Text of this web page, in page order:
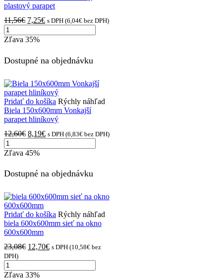
600x600mm
plastový parapet
11,56€ Pôvodná
bola:
7,25€Aktuálna
je:
s DPH (6,04€ bez DPH)
množstvo
Biela
vnútorný
plastový
Zľava 35%
Dostupné na objednávku
Pridať do košíka Rýchly náhľad
Biela 150x600mm Vonkajší
parapet hliníkový
12,60€ Pôvodná
bola:
8,19€Aktuálna
je:
s DPH (6,83€ bez DPH)
množstvo
Biela
Vonkajší
parapet
Zľava 45%
Dostupné na objednávku
Pridať do košíka Rýchly náhľad
biela 600x600mm sieť na okno
600x600mm
23,08€ Pôvodná
23,08€.
12,70€Aktuálna
12,70€.
s DPH (10,58€ bez
DPH)
množstvo
biela
Zľava 33%